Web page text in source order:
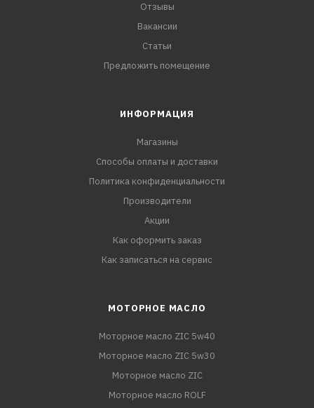
Отзывы
Вакансии
Статьи
Предложить помещение
ИНФОРМАЦИЯ
Магазины
Способы оплаты и доставки
Политика конфиденциальности
Производители
Акции
Как оформить заказ
Как записаться на сервис
МОТОРНОЕ МАСЛО
Моторное масло ZIC 5w40
Моторное масло ZIC 5w30
Моторное масло ZIC
Моторное масло ROLF